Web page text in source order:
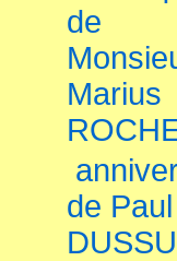
de
Marius
de Paul